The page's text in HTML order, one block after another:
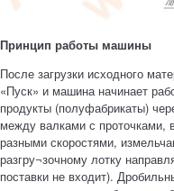
Принцип работы машины
После загрузки исходного
«Пуск» и машина начинает
продукты (полуфабрикаты)
между валками с проточками,
разными скоростями,
разгру¬зочному лотку
поставки не входит).